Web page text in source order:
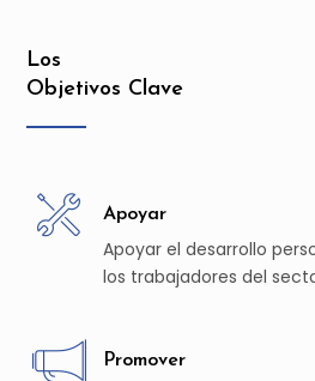
Los
Objetivos Clave
Apoyar
Apoyar el desarrollo
los trabajadores del
Promover